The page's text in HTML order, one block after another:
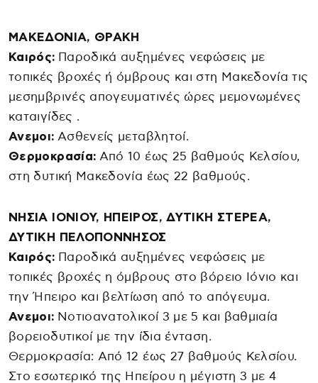
ΜΑΚΕΔΟΝΙΑ, ΘΡΑΚΗ
Καιρός: Παροδικά αυξημένες νεφώσεις με
τοπικές βροχές ή όμβρους και στη Μακεδονία τις
μεσημβρινές απογευματινές ώρες μεμονωμένες
καταιγίδες .
Ανεμοι: Ασθενείς μεταβλητοί.
Θερμοκρασία: Από 10 έως 25 βαθμούς Κελσίου,
στη δυτική Μακεδονία έως 22 βαθμούς.
ΝΗΣΙΑ ΙΟΝΙΟΥ, ΗΠΕΙΡΟΣ, ΔΥΤΙΚΗ ΣΤΕΡΕΑ,
ΔΥΤΙΚΗ ΠΕΛΟΠΟΝΝΗΣΟΣ
Καιρός: Παροδικά αυξημένες νεφώσεις με
τοπικές βροχές η όμβρους στο βόρειο Ιόνιο και
την Ήπειρο και βελτίωση από το απόγευμα.
Ανεμοι: Νοτιοανατολικοί 3 με 5 και βαθμιαία
βορειοδυτικοί με την ίδια ένταση.
Θερμοκρασία: Από 12 έως 27 βαθμούς Κελσίου.
Στο εσωτερικό της Ηπείρου η μέγιστη 3 με 4